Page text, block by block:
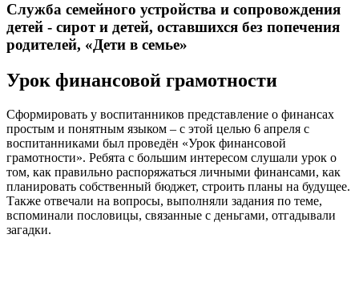
Служба семейного устройства и сопровождения
детей - сирот и детей, оставшихся без попечения
родителей, «Дети в семье»
Урок финансовой грамотности
Сформировать у воспитанников представление о финансах
простым и понятным языком – с этой целью 6 апреля с
воспитанниками был проведён «Урок финансовой
грамотности». Ребята с большим интересом слушали урок о
том, как правильно распоряжаться личными финансами, как
планировать собственный бюджет, строить планы на будущее.
Также отвечали на вопросы, выполняли задания по теме,
вспоминали пословицы, связанные с деньгами, отгадывали
загадки.